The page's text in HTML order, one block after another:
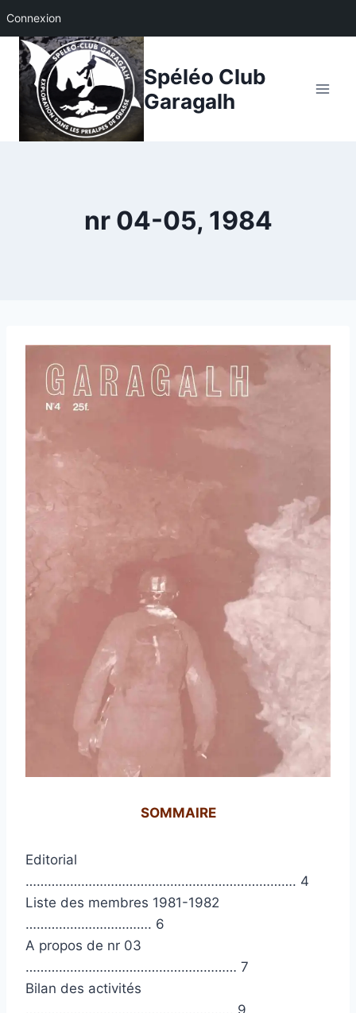
Connexion
Aller
contenu
Spéléo Club
Garagalh
nr 04-05, 1984
SOMMAIRE
Editorial
………………………………………………………………. 4
Liste des membres 1981-1982
……………………………. 6
A propos de nr 03
………………………………………………… 7
Bilan des activités